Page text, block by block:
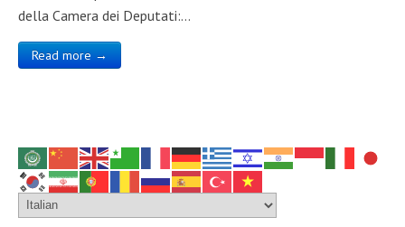
della Camera dei Deputati:…
Read more →